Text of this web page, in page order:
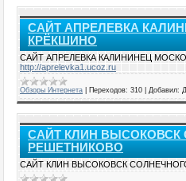
САЙТ АПРЕЛЕВКА
КРЁКШИНО
САЙТ АПРЕЛЕВКА КАЛИНИНЕЦ
http://aprelevka1.ucoz.ru
Обзоры Интернета Переходов: 310 Добавил:
САЙТ КЛИН
РЕШЕТНИКОВО
САЙТ КЛИН ВЫСОКОВСК